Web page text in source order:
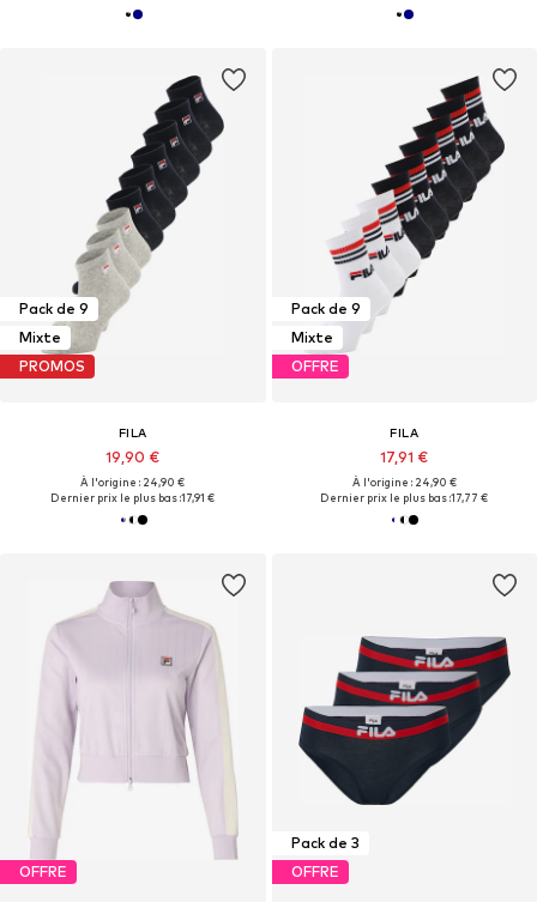
Pack de 9
Mixte
PROMOS
FILA
19,90 €
À l'origine : 24,90 €
Dernier prix le plus bas :17,91 €
Pack de 9
Mixte
OFFRE
FILA
17,91 €
À l'origine : 24,90 €
Dernier prix le plus bas :17,77 €
OFFRE
Pack de 3
OFFRE